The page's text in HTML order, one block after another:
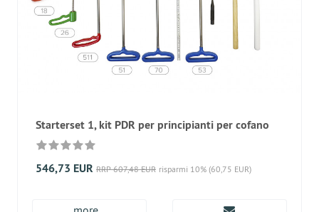
Starterset 1, kit PDR per principianti per cofano
546,73 EUR RRP 607,48 EUR risparmi 10% (60,75 EUR)